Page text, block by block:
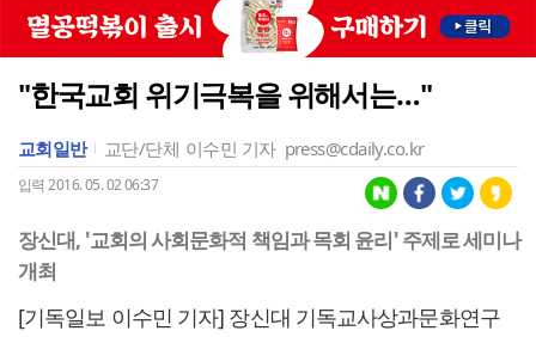
"한국교회 위기극복을 위해서는…"
교회일반 교단/단체 이수민 기자 press@cdaily.co.kr
입력 2016. 05. 02 06:37
장신대, '교회의 사회문화적 책임과 목회 윤리' 주제로 세미나
개최
[기독일보 이수민 기자] 장신대 기독교사상과문화연구